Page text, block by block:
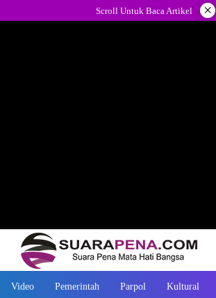
ke
Scroll Untuk Baca Artikel ×
Video Pemerintah Parpol Kultural